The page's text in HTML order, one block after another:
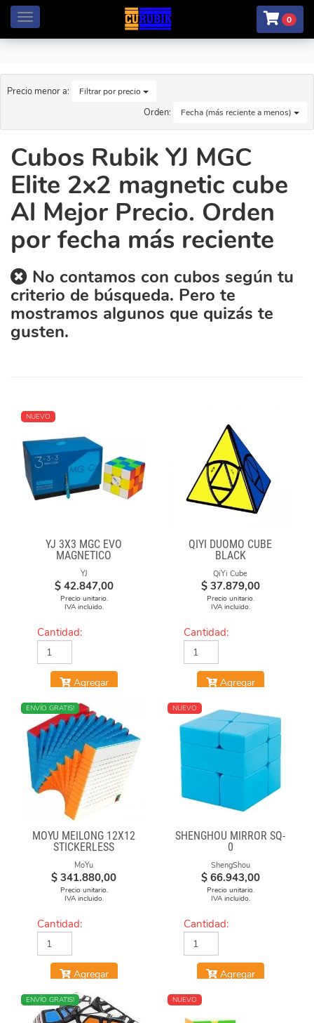
Menú 0
Precio menor a: Filtrar por precio
Orden: Fecha (más reciente a menos)
Cubos Rubik YJ MGC
Elite 2x2 magnetic cube
Al Mejor Precio. Orden
por fecha más reciente
No contamos con cubos según tu
criterio de búsqueda. Pero te
mostramos algunos que quizás te
gusten.
NUEVO
YJ 3X3 MGC EVO
MAGNETICO
YJ
$ 42.847,00
Precio unitario.
IVA incluido.
Cantidad:
Agregar
QIYI DUOMO CUBE
BLACK
QiYi Cube
$ 37.879,00
Precio unitario.
IVA incluido.
Cantidad:
Agregar
NUEVO
ENVÍO GRATIS!
MOYU MEILONG 12X12
STICKERLESS
MoYu
$ 341.880,00
Precio unitario.
IVA incluido.
Cantidad:
Agregar
NUEVO
SHENGHOU MIRROR SQ-
0
ShengShou
$ 66.943,00
Precio unitario.
IVA incluido.
Cantidad:
Agregar
NUEVO
ENVÍO GRATIS! NUEVO